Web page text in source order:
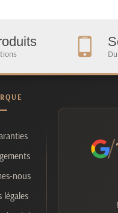
nous
légales